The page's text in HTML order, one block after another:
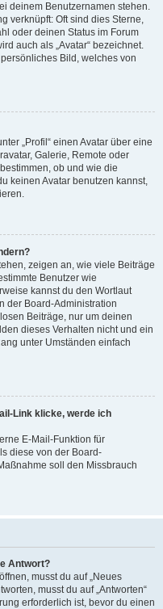
deinem Benutzernamen stehen.
verknüpft: Oft sind dies Sterne,
oder deinen Status im Forum
auch als „Avatar“ bezeichnet.
Bild, welches von
„Profil“ einen Avatar über eine
Galerie, Remote oder
ob und wie die
keinen Avatar benutzen kannst,
zeigen an, wie viele Beiträge
Benutzer wie
kannst du den Wortlaut
der Board-Administration
Beiträge, nur um deinen
dieses Verhalten nicht und ein
unter Umständen einfach
Link klicke, werde ich
E-Mail-Funktion für
diese von der Board-
soll den Missbrauch
Antwort?
musst du auf „Neues
musst du auf „Antworten“
erforderlich ist, bevor du einen